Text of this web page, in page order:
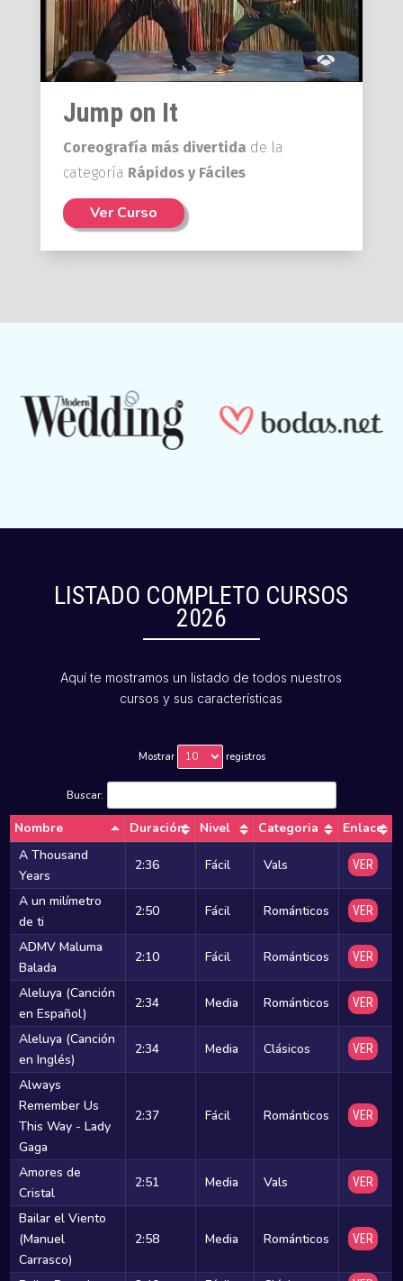
Jump on It
Coreografía más divertida de la
categoría Rápidos y Fáciles
Ver Curso
LISTADO COMPLETO CURSOS
2026
Aquí te mostramos un listado de todos nuestros
cursos y sus características
Mostrar registros
Buscar:
Nombre Duración Nivel Categoria
Enlace
A Thousand
Years
2:36 Fácil Vals VER
A un milímetro
de ti
2:50 Fácil Románticos VER
ADMV Maluma
Balada
2:10 Fácil Románticos VER
Aleluya (Canción
en Español)
2:34 Media Románticos VER
Aleluya (Canción
en Inglés)
2:34 Media Clásicos VER
Always
Remember Us
This Way - Lady
Gaga
2:37 Fácil Románticos VER
Amores de
Cristal
2:51 Media Vals VER
Bailar el Viento
(Manuel
Carrasco)
2:58 Media Románticos VER